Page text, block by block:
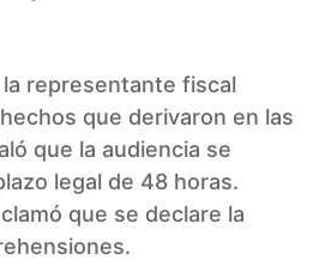
representante fiscal
que derivaron en las
que la audiencia se
legal de 48 horas.
que se declare la